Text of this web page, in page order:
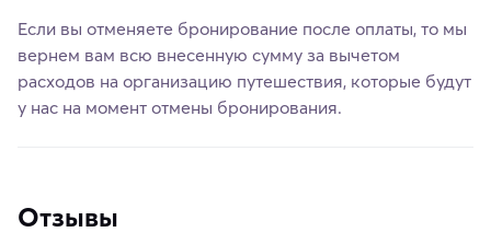
Если вы отменяете бронирование после оплаты, то мы
вернем вам всю внесенную сумму за вычетом
расходов на организацию путешествия, которые будут
у нас на момент отмены бронирования.
Отзывы